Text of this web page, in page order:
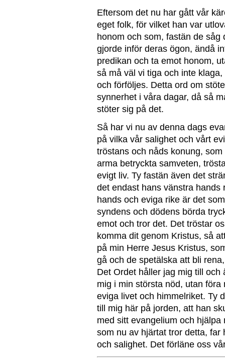
Eftersom det nu har gått vår
eget folk, för vilket han var
honom och som, fastän de
gjorde inför deras ögon, ändå
predikan och ta emot honom,
så må väl vi tiga och inte
och förföljes. Detta ord om
synnerhet i våra dagar, då så
stöter sig på det.
Så har vi nu av denna dags
på vilka vår salighet och vårt
tröstans och nåds konung,
arma betryckta samveten,
evigt liv. Ty fastän även det
det endast hans vänstra
hands och eviga rike är det
syndens och dödens börda
emot och tror det. Det tröstar
komma dit genom Kristus, så
på min Herre Jesus Kristus,
gå och de spetälska att bli
Det Ordet håller jag mig till
mig i min största nöd, utan
eviga livet och himmelriket. Ty
till mig här på jorden, att han
med sitt evangelium och
som nu av hjärtat tror detta,
och salighet. Det förläne oss